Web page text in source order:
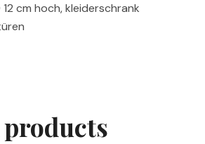
cm hoch, kleiderschrank